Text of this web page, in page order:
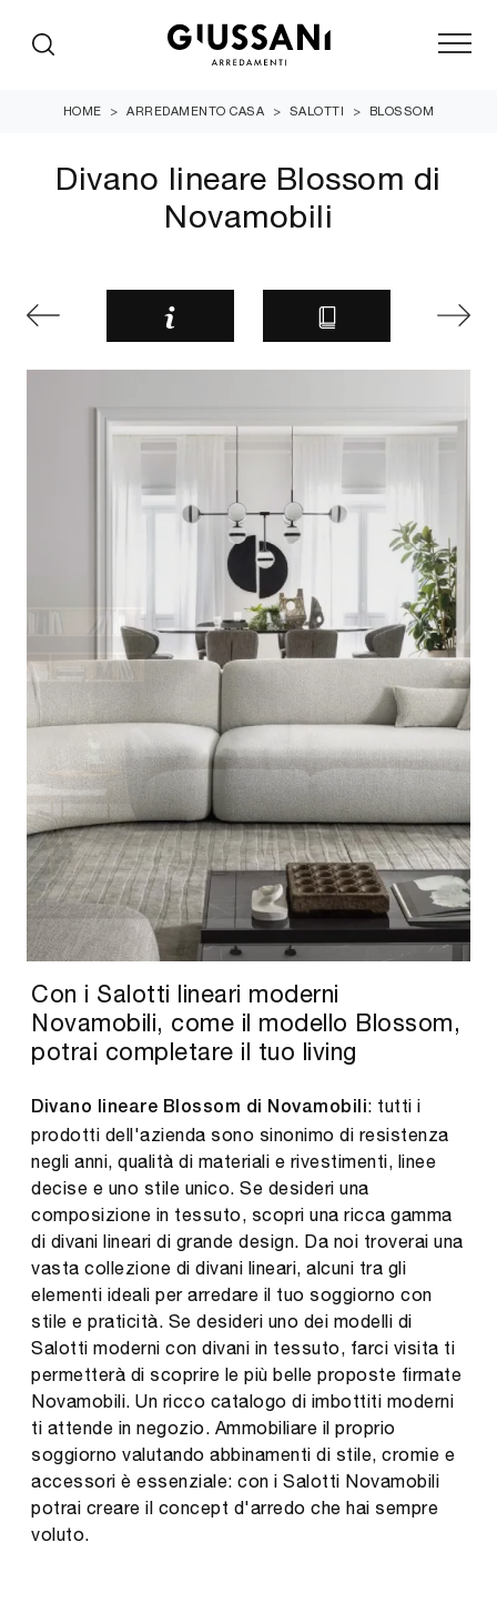
HOME > ARREDAMENTO CASA > SALOTTI > BLOSSOM
Divano lineare Blossom di
Novamobili
Con i Salotti lineari moderni
Novamobili, come il modello Blossom,
potrai completare il tuo living
Divano lineare Blossom di Novamobili: tutti i
prodotti dell'azienda sono sinonimo di resistenza
negli anni, qualità di materiali e rivestimenti, linee
decise e uno stile unico. Se desideri una
composizione in tessuto, scopri una ricca gamma
di divani lineari di grande design. Da noi troverai una
vasta collezione di divani lineari, alcuni tra gli
elementi ideali per arredare il tuo soggiorno con
stile e praticità. Se desideri uno dei modelli di
Salotti moderni con divani in tessuto, farci visita ti
permetterà di scoprire le più belle proposte firmate
Novamobili. Un ricco catalogo di imbottiti moderni
ti attende in negozio. Ammobiliare il proprio
soggiorno valutando abbinamenti di stile, cromie e
accessori è essenziale: con i Salotti Novamobili
potrai creare il concept d'arredo che hai sempre
voluto.